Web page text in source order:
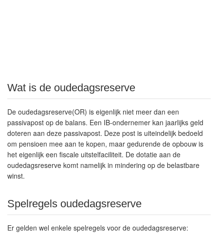
Wat is de oudedagsreserve
De oudedagsreserve(OR) is eigenlijk niet meer dan een
passivapost op de balans. Een IB-ondernemer kan jaarlijks geld
doteren aan deze passivapost. Deze post is uiteindelijk bedoeld
om pensioen mee aan te kopen, maar gedurende de opbouw is
het eigenlijk een fiscale uitstelfaciliteit. De dotatie aan de
oudedagsreserve komt namelijk in mindering op de belastbare
winst.
Spelregels oudedagsreserve
Er gelden wel enkele spelregels voor de oudedagsreserve: